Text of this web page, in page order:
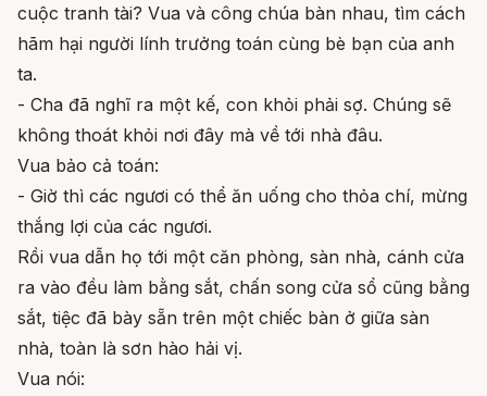
cuộc tranh tài? Vua và công chúa bàn nhau, tìm cách
hãm hại người lính trưởng toán cùng bè bạn của anh
ta.
- Cha đã nghĩ ra một kế, con khỏi phải sợ. Chúng sẽ
không thoát khỏi nơi đây mà về tới nhà đâu.
Vua bảo cả toán:
- Giờ thì các ngươi có thể ăn uống cho thỏa chí, mừng
thắng lợi của các ngươi.
Rồi vua dẫn họ tới một căn phòng, sàn nhà, cánh cửa
ra vào đều làm bằng sắt, chấn song cửa sổ cũng bằng
sắt, tiệc đã bày sẵn trên một chiếc bàn ở giữa sàn
nhà, toàn là sơn hào hải vị.
Vua nói: